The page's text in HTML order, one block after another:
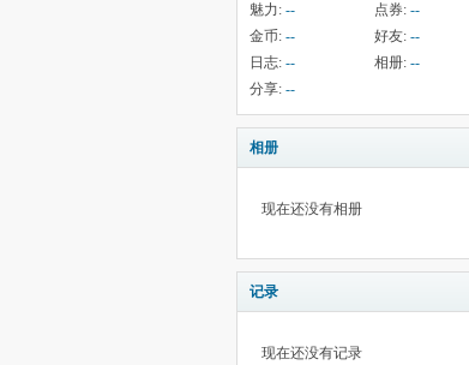
魅力: -- 点券: --
金币: -- 好友: --
日志: -- 相册: --
分享: --
相册
现在还没有相册
记录
现在还没有记录